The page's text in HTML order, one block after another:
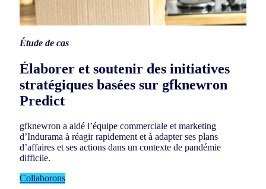
Étude de cas
Élaborer et soutenir des initiatives
stratégiques basées sur gfknewron
Predict
gfknewron a aidé l’équipe commerciale et marketing
d’Indurama à réagir rapidement et à adapter ses plans
d’affaires et ses actions dans un contexte de pandémie
difficile.
Collaborons